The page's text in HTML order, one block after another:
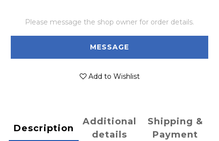
Please message the shop owner for order details.
MESSAGE
Add to Wishlist
Description
Additional
details
Shipping &
Payment